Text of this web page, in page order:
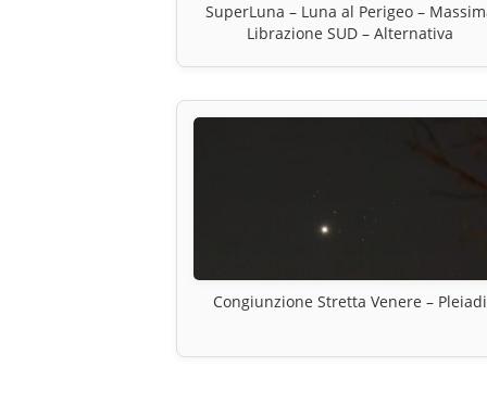
SuperLuna – Luna al Perigeo –
Librazione SUD – Alternativa
Congiunzione Stretta Venere – Pleiadi